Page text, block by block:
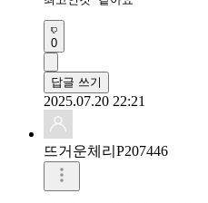
0
답글 쓰기
2025.07.20 22:21
뜨거운체리P207446